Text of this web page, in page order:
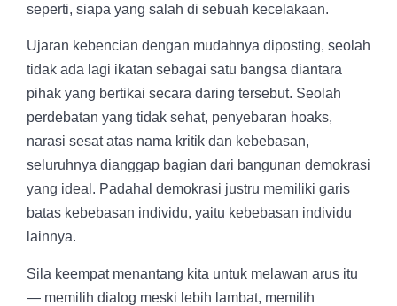
seperti, siapa yang salah di sebuah kecelakaan.
Ujaran kebencian dengan mudahnya diposting, seolah
tidak ada lagi ikatan sebagai satu bangsa diantara
pihak yang bertikai secara daring tersebut. Seolah
perdebatan yang tidak sehat, penyebaran hoaks,
narasi sesat atas nama kritik dan kebebasan,
seluruhnya dianggap bagian dari bangunan demokrasi
yang ideal. Padahal demokrasi justru memiliki garis
batas kebebasan individu, yaitu kebebasan individu
lainnya.
Sila keempat menantang kita untuk melawan arus itu
— memilih dialog meski lebih lambat, memilih